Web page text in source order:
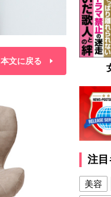
本文に戻る
注目
美容